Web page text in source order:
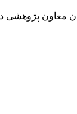
معاون پژوهشی